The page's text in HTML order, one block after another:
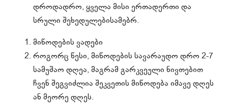
დროდადრო, ყველა მისი ერთადერთი და
სრული შეხედულებისამებრ.
მიწოდების ვადები
როგორც წესი, მიწოდების სავარაუდო დრო 2-7
სამუშაო დღეა, მაგრამ გარკვეული ნივთებით
ჩვენ შეგვიძლია შეკვეთის მიწოდება იმავე დღეს
ან მეორე დღეს.